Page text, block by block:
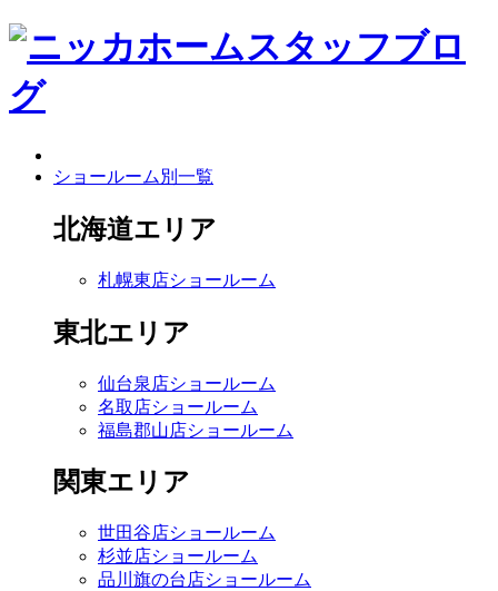
ショールーム別一覧
北海道エリア
札幌東店ショールーム
東北エリア
仙台泉店ショールーム
名取店ショールーム
福島郡山店ショールーム
関東エリア
世田谷店ショールーム
杉並店ショールーム
品川旗の台店ショールーム